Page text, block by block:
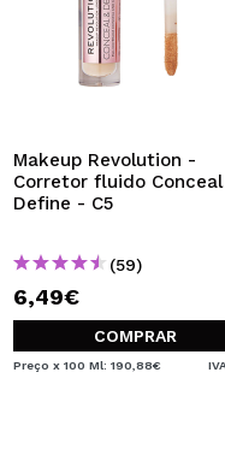
Makeup Revolution -
Corretor fluido
Define - C5
(59)
6,49€
COMPRAR
Preço x 100 Ml: 190,88€